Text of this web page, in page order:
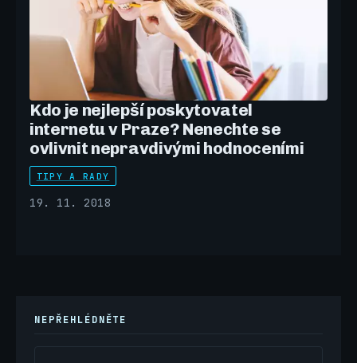
Kdo je nejlepší poskytovatel
internetu v Praze? Nenechte se
ovlivnit nepravdivými hodnoceními
TIPY A RADY
19. 11. 2018
NEPŘEHLÉDNĚTE